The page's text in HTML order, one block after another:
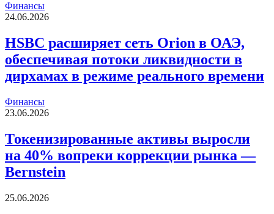
Финансы
24.06.2026
HSBC расширяет сеть Orion в ОАЭ,
обеспечивая потоки ликвидности в
дирхамах в режиме реального времени
Финансы
23.06.2026
Токенизированные активы выросли
на 40% вопреки коррекции рынка —
Bernstein
25.06.2026